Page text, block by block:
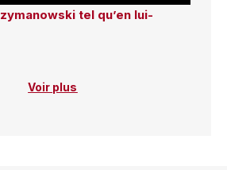
tel qu’en lui-
Voir plus